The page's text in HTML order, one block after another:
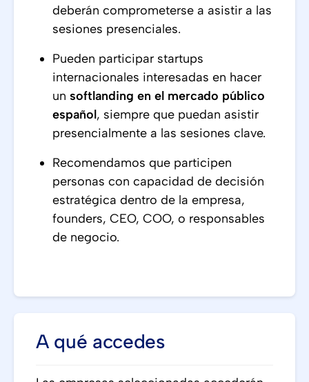
deberán comprometerse a asistir a las
sesiones presenciales.
Pueden participar startups
internacionales interesadas en hacer
un softlanding en el mercado público
español, siempre que puedan asistir
presencialmente a las sesiones clave.
Recomendamos que participen
personas con capacidad de decisión
estratégica dentro de la empresa,
founders, CEO, COO, o responsables
de negocio.
A qué accedes